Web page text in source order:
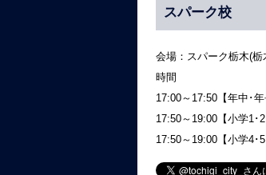
スパーク校
会場：スパーク栃木(栃
時間
17:00～17:50【年中･年
17:50～19:00【小学1･2
17:50～19:00【小学4･5